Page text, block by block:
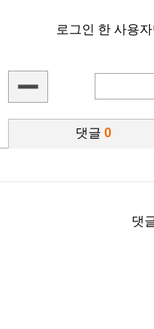
로그인 한 사용
댓글 0
댓